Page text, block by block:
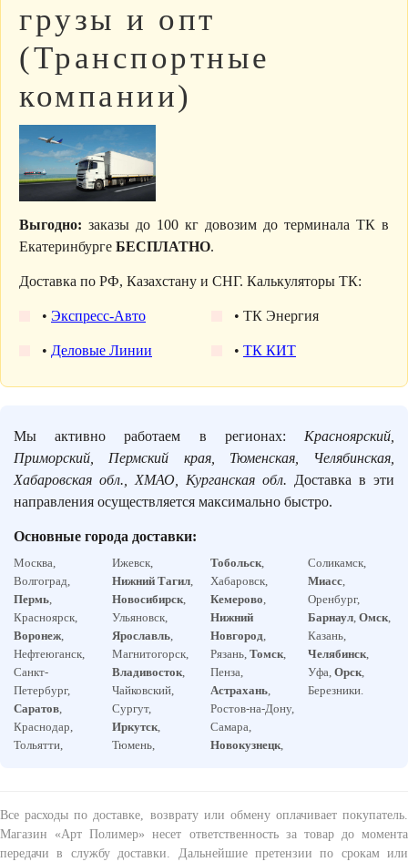
грузы и опт
(Транспортные
компании)
Выгодно: заказы до 100 кг довозим до терминала ТК в
Екатеринбурге БЕСПЛАТНО.
Доставка по РФ, Казахстану и СНГ. Калькуляторы ТК:
• Экспресс-Авто
• Деловые Линии
• ТК Энергия
• ТК КИТ
Мы активно работаем в регионах: Красноярский,
Приморский, Пермский края, Тюменская, Челябинская,
Хабаровская обл., ХМАО, Курганская обл. Доставка в эти
направления осуществляется максимально быстро.
Основные города доставки:
Москва,
Волгоград,
Пермь,
Красноярск,
Воронеж,
Нефтеюганск,
Санкт-
Петербург,
Саратов,
Краснодар,
Тольятти,
Ижевск,
Нижний Тагил,
Новосибирск,
Ульяновск,
Ярославль,
Магнитогорск,
Владивосток,
Чайковский,
Сургут,
Иркутск,
Тюмень,
Тобольск,
Хабаровск,
Кемерово,
Нижний
Новгород,
Рязань, Томск,
Пенза,
Астрахань,
Ростов-на-Дону,
Самара,
Новокузнецк,
Соликамск,
Миасс,
Оренбург,
Барнаул,Омск,
Казань,
Челябинск,
Уфа,Орск,
Березники.
Все расходы по доставке, возврату или обмену оплачивает покупатель.
Магазин «Арт Полимер» несет ответственность за товар до момента
передачи в службу доставки. Дальнейшие претензии по срокам или